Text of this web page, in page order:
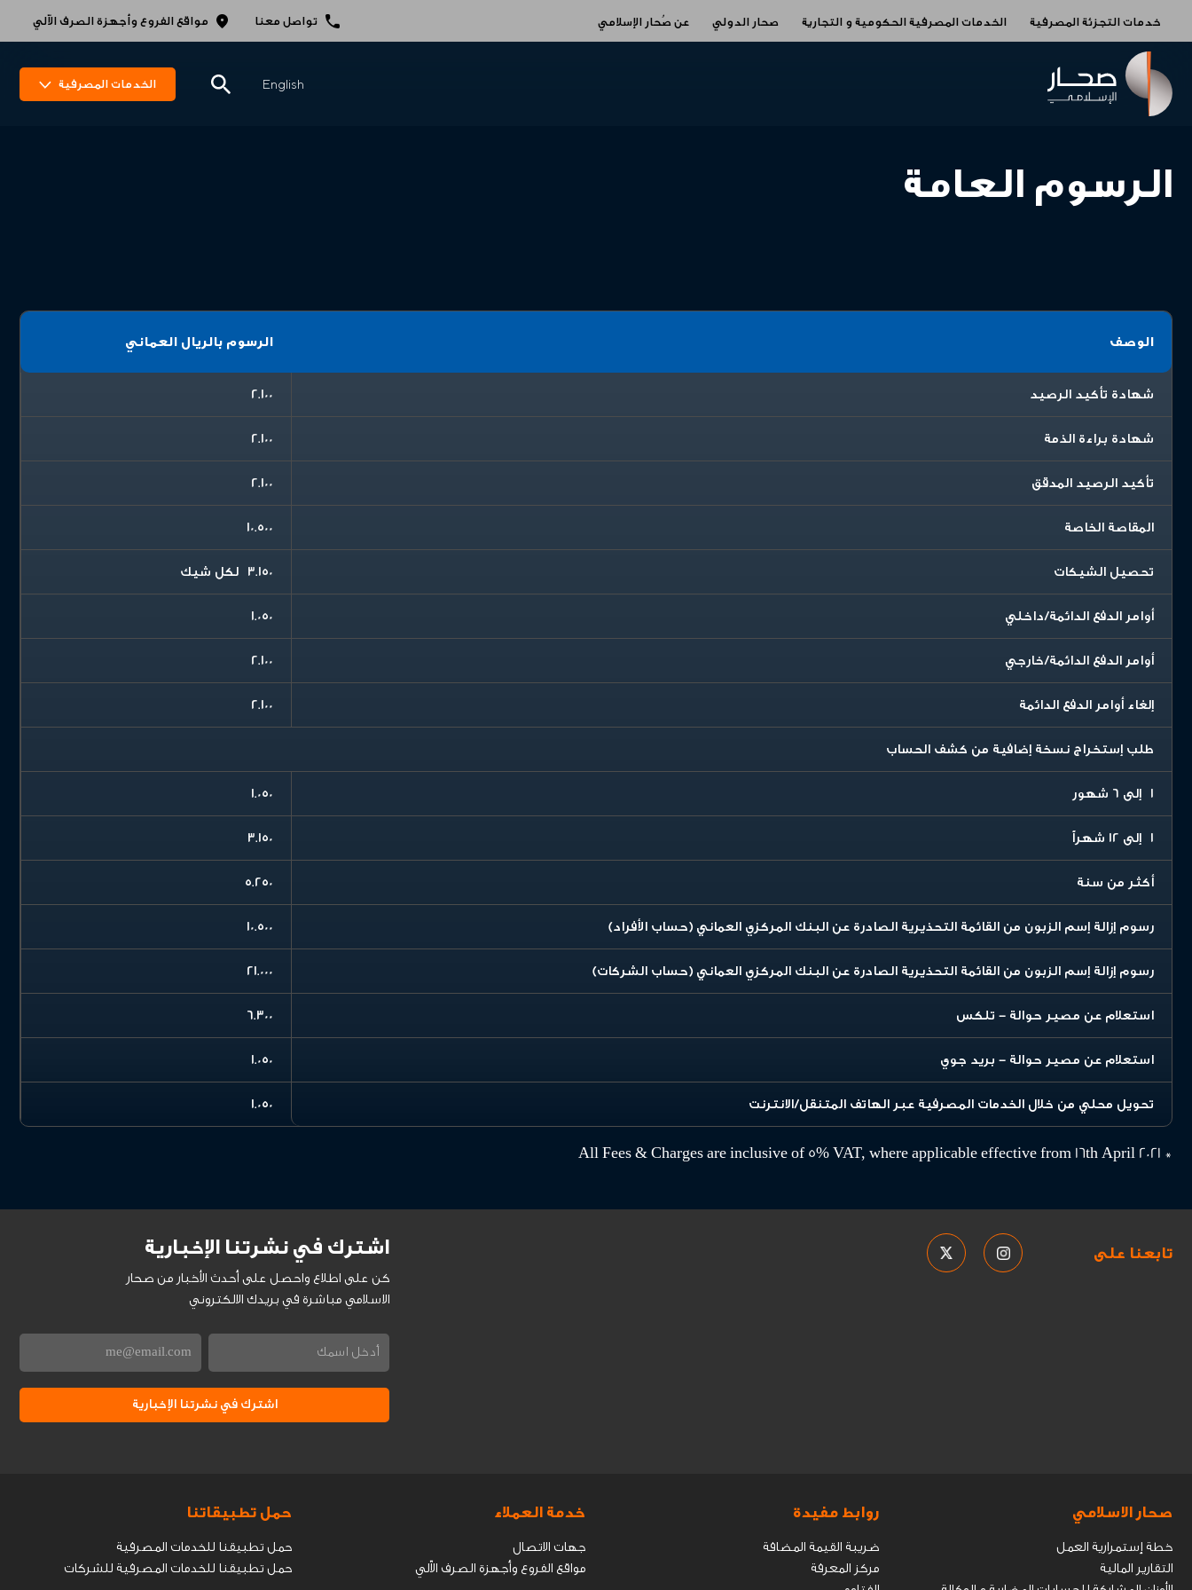
خدمات التجزئة المصرفية الخدمات المصرفية الحكومية و التجارية صحار الدولي عن صُحار الإسلامي تواصل معنا مواقع الفروع وأجهزة الصرف الاّلي
English الخدمات المصرفية
اﻟﺮﺳﻮم اﻟﻌﺎﻣﺔ
اﻟﻮﺻﻒ الرسوم بالريال العماني
شهادة تأكيد الرصيد 2.100
شهادة براءة الذمة 2.100
تأكيد الرصيد المدقق 2.100
المقاصة الخاصة 10.500
تحصيل الشيكات 3.150 لكل شيك
أوامر الدفع الدائمة/داخلي 1.050
أوامر الدفع الدائمة/خارجي 2.100
إلغاء أوامر الدفع الدائمة 2.100
طلب إستخراج نسخة إضافية من كشف الحساب
1 إلى 6 شهور 1.050
1 إلى 12 شهراً 3.150
أكثر من سنة 5.250
رسوم إزالة إسم الزبون من القائمة التحذيرية الصادرة عن البنك المركزي العماني (حساب الأفراد) 10.500
رسوم إزالة إسم الزبون من القائمة التحذيرية الصادرة عن البنك المركزي العماني (حساب الشركات) 21.000
استعلام عن مصير حوالة - تلكس 6.300
استعلام عن مصير حوالة - بريد جوي 1.050
تحويل محلي من خلال الخدمات المصرفية عبر الهاتف المتنقل/الانترنت 1.050
* All Fees & Charges are inclusive of 5% VAT, where applicable effective from 16th April 2021
تابعنا على اشترك في نشرتنا الإخبارية
كن على اطلاع واحصل على أحدث الأخبار من صحار
الاسلامي مباشرة في بريدك الالكتروني
اشترك في نشرتنا الإخبارية
صحار الاسلامي
خطة إستمرارية العمل
التقارير المالية
روابط مفيدة
ضريبة القيمة المضافة
مركز المعرفة
خدمة العملاء
جهات الاتصال
مواقع الفروع وأجهزة الصرف الاّلي
حمل تطبيقاتنا
حمل تطبيقنا للخدمات المصرفية
حمل تطبيقنا للخدمات المصرفية للشركات